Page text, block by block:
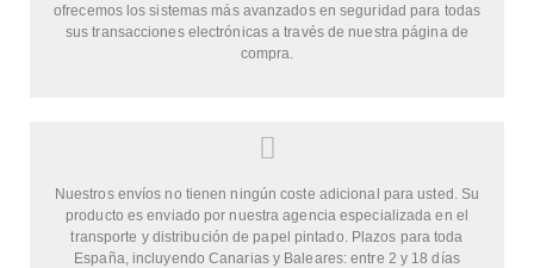
ofrecemos los sistemas más avanzados en seguridad para todas
sus transacciones electrónicas a través de nuestra página de
compra.
Nuestros envíos no tienen ningún coste adicional para usted. Su
producto es enviado por nuestra agencia especializada en el
transporte y distribución de papel pintado. Plazos para toda
España, incluyendo Canarias y Baleares: entre 2 y 18 días